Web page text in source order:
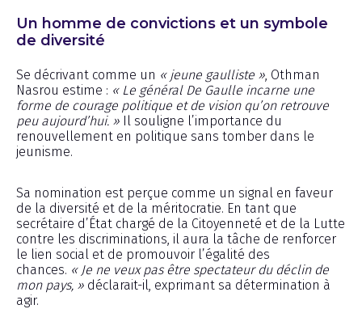
Un homme de convictions et un symbole
de diversité
Se décrivant comme un « jeune gaulliste » , Othman
Nasrou estime : « Le général De Gaulle incarne une
forme de courage politique et de vision qu’on retrouve
peu aujourd’hui. » Il souligne l’importance du
renouvellement en politique sans tomber dans le
jeunisme.
Sa nomination est perçue comme un signal en faveur
de la diversité et de la méritocratie. En tant que
secrétaire d’État chargé de la Citoyenneté et de la Lutte
contre les discriminations, il aura la tâche de renforcer
le lien social et de promouvoir l’égalité des
chances. « Je ne veux pas être spectateur du déclin de
mon pays, » déclarait-il, exprimant sa détermination à
agir.